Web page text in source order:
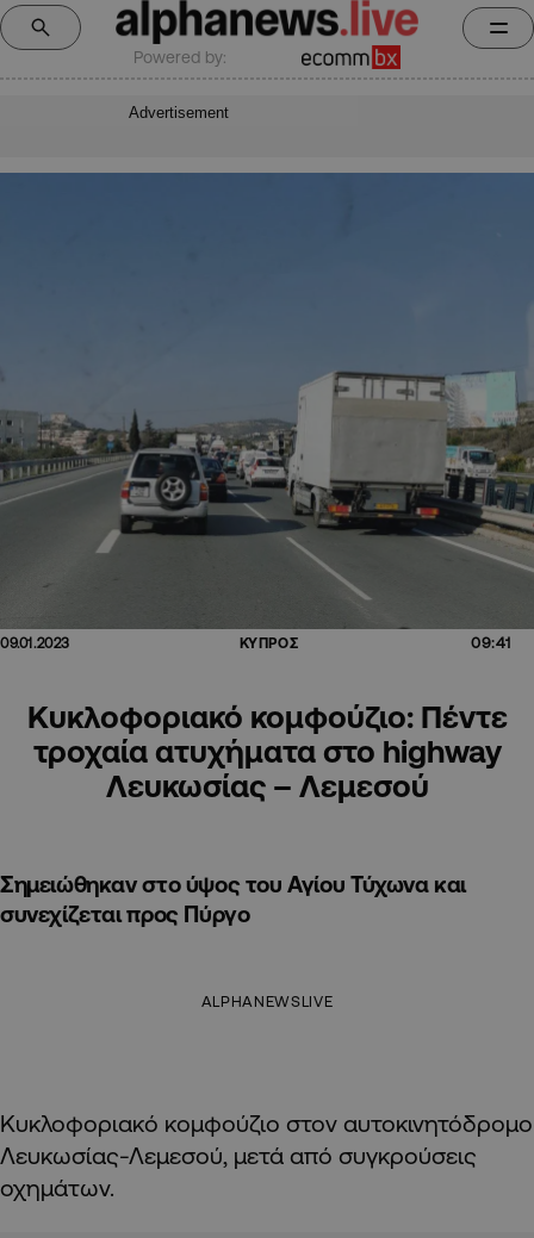
Powered by:
Advertisement
09.01.2023 ΚΥΠΡΟΣ 09:41
Κυκλοφοριακό κομφούζιο: Πέντε
τροχαία ατυχήματα στο highway
Λευκωσίας – Λεμεσού
Σημειώθηκαν στο ύψος του Αγίου Τύχωνα και
συνεχίζεται προς Πύργο
ALPHANEWSLIVE
Κυκλοφοριακό κομφούζιο στον αυτοκινητόδρομο
Λευκωσίας-Λεμεσού, μετά από συγκρούσεις
οχημάτων.